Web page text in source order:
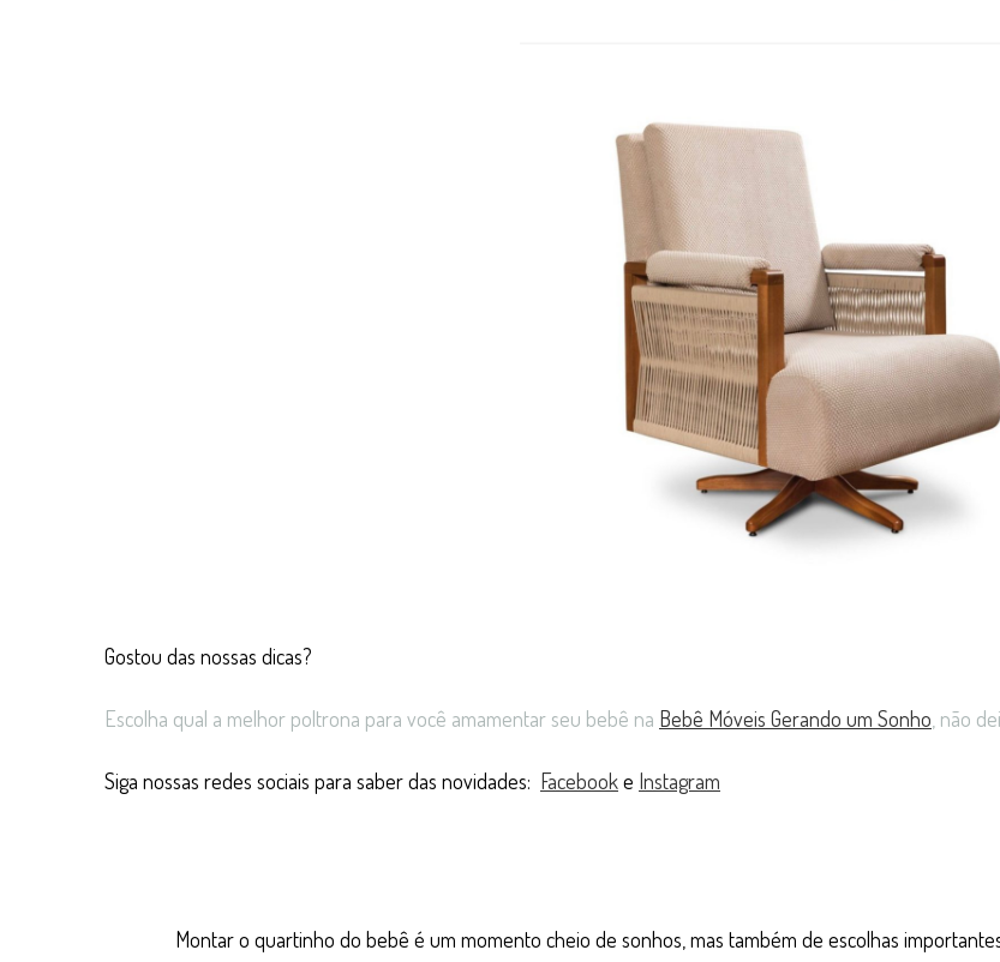
Gostou das nossas dicas?
Escolha qual a melhor poltrona para você amamentar seu bebê na Bebê Móveis Gerando um Sonho , não
Siga nossas redes sociais para saber das novidades: Facebooke Instagram
Montar o quartinho do bebê é um momento cheio de sonhos, mas também de escolhas